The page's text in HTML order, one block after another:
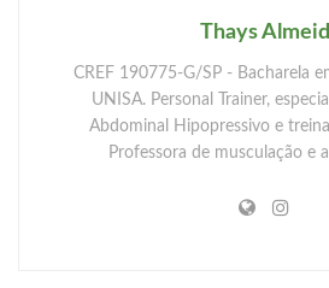
Thays
CREF 190775-G/SP - Bacharela
UNISA. Personal Trainer,
Abdominal Hipopressivo e
Professora de musculação e